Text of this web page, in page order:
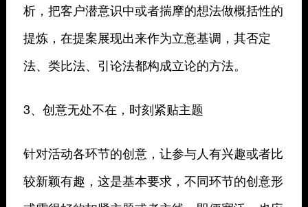
析，把客户潜意识中或者揣摩的想法做概括性的
提炼，在提案展现出来作为立意基调，其否定
法、类比法、引论法都构成立论的方法。
3、创意无处不在，时刻紧贴主题
针对活动各环节的创意，让参与人有兴趣或者比
较新颖有趣，这是基本要求，不同环节的创意形